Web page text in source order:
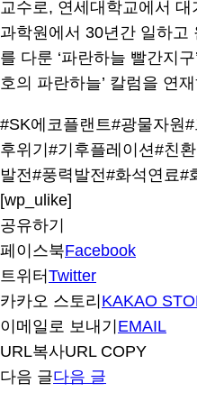
교수로, 연세대학교에서
과학원에서 30년간 일하고
를 다룬 ‘파란하늘 빨간지
호의 파란하늘’ 칼럼을 연
#SK에코플랜트#광물자원
후위기 #기후플레이션#친
발전#풍력발전#화석연료#
[wp_ulike]
공유하기
페이스북Facebook
트위터 Twitter
카카오 스토리 KAKAO
이메일로 보내기 EMAIL
URL복사URL COPY
다음 글다음 글